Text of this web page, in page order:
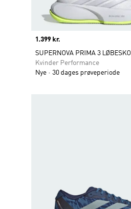
Price
1.399 kr.
SUPERNOVA PRIMA 3 LØBESKO
Kvinder Performance
Nye
30 dages prøveperiode